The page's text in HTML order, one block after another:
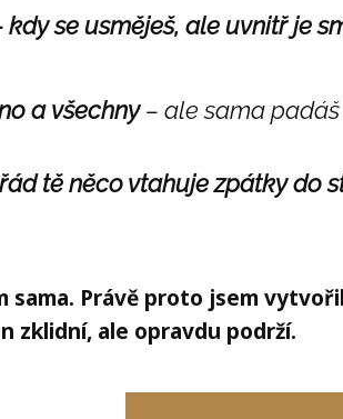
se usměješ, ale uvnitř je
a všechny– ale sama padáš
tě něco vtahuje zpátky do
Právě proto jsem
zklidní, ale opravdu podrží.